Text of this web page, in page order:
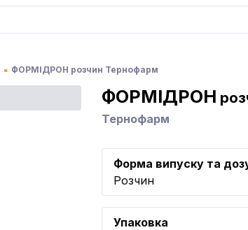
ФОРМІДРОН розчин Тернофарм
ФОРМІДРОН
Тернофарм
Форма випуску та
Розчин
Упаковка